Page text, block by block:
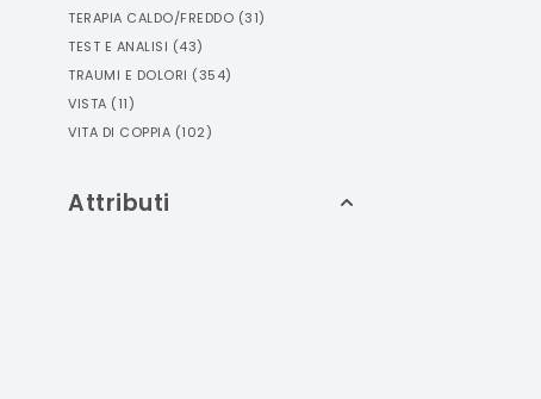
TERAPIA CALDO/FREDDO (31)
TEST E ANALISI (43)
TRAUMI E DOLORI (354)
VISTA (11)
VITA DI COPPIA (102)
Attributi